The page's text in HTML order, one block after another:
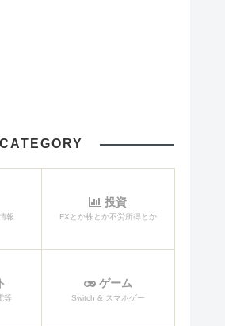
CATEGORY
報
投資
FXとか株とか不労所得とか
等
ゲーム
Switch & スマホゲー